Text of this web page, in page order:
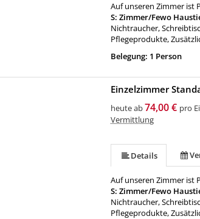
Auf unseren Zimmer ist
S: Zimmer/Fewo
Nichtraucher,
Pflegeprodukte,
Belegung: 1 Person
Einzelzimmer
heute ab74,00 € pro
Vermittlung
Details
Auf unseren Zimmer ist
S: Zimmer/Fewo
Nichtraucher,
Pflegeprodukte,